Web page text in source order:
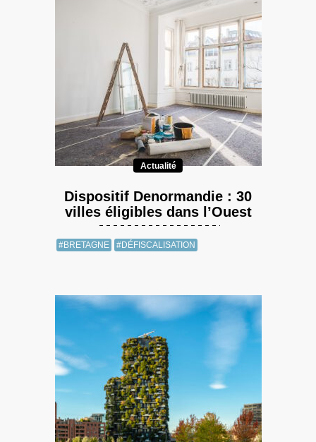
Actualité
Dispositif Denormandie : 30
villes éligibles dans l’Ouest
#BRETAGNE #DÉFISCALISATION